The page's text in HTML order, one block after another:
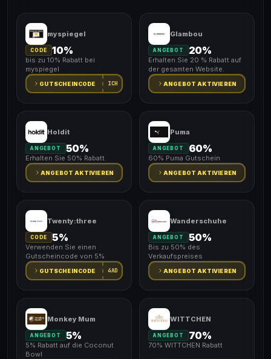
myspiegel
CODE 10%
bis zu 10% Rabatt bei
myspiegel
GUTSCHEINCODE ICH
Glambou
ANGEBOT 20%
Erhalten Sie 20 % Rabatt auf
der gesamten Website.
ANGEBOT AKTIVIEREN
Holdit
ANGEBOT 50%
Erhalten Sie 50% Rabatt.
ANGEBOT AKTIVIEREN
Puma
ANGEBOT 60%
60% Puma Gutschein
ANGEBOT AKTIVIEREN
Twenty:three
CODE 5%
Verwenden Sie einen
Gutscheincode von 5%
GUTSCHEINCODE 4AD
Wanderschuhe
ANGEBOT 50%
Bis zu 50% des
Verkaufspreises
ANGEBOT AKTIVIEREN
Monkey Mum
ANGEBOT 5%
5% Rabatt auf die Coconut
Bowl
WITTCHEN
ANGEBOT 70%
70% WITTCHEN Rabatt